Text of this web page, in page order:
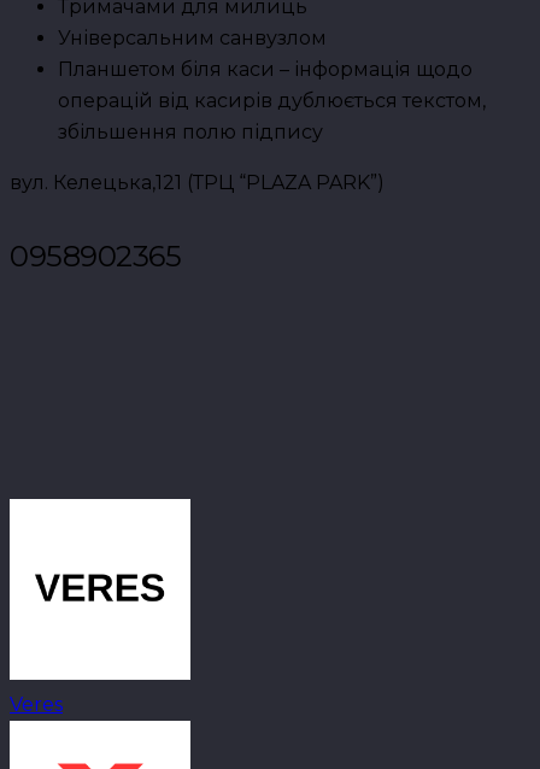
Тримачами для милиць
Універсальним санвузлом
Планшетом біля каси – інформація щодо
операцій від касирів дублюється текстом,
збільшення полю підпису
вул. Келецька,121 (ТРЦ “PLAZA PARK”)
0958902365
Veres